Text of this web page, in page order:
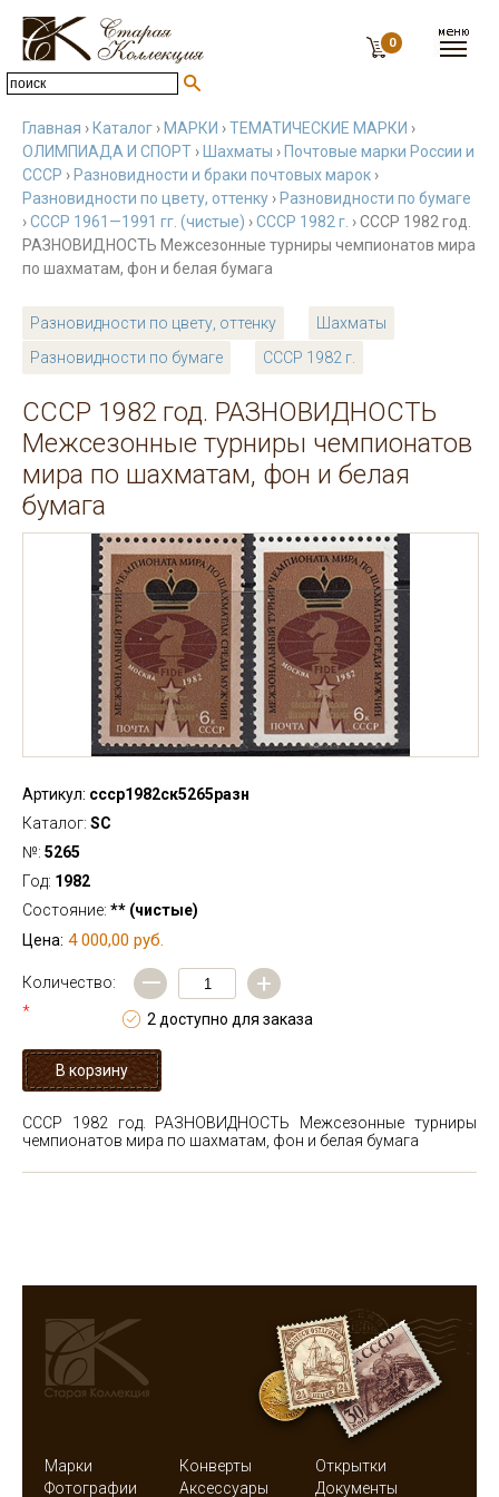
0
Главная › Каталог › МАРКИ ›ТЕМАТИЧЕСКИЕ МАРКИ ›
ОЛИМПИАДА И СПОРТ › Шахматы › Почтовые марки России и
СССР › Разновидности и браки почтовых марок ›
Разновидности по цвету, оттенку › Разновидности по бумаге
›СССР 1961—1991 гг. (чистые) ›СССР 1982 г. › СССР 1982 год.
РАЗНОВИДНОСТЬ Межсезонные турниры чемпионатов мира
по шахматам, фон и белая бумага
Разновидности по цвету, оттенку
Шахматы
Разновидности по бумаге
СССР 1982 г.
СССР 1982 год. РАЗНОВИДНОСТЬ
Межсезонные турниры чемпионатов
мира по шахматам, фон и белая
бумага
Артикул: ссср1982ск5265разн
Каталог: SC
№: 5265
Год: 1982
Состояние: ** (чистые)
Цена: 4 000,00 руб.
Количество:
*
— +
2 доступно для заказа
СССР 1982 год. РАЗНОВИДНОСТЬ Межсезонные турниры
чемпионатов мира по шахматам, фон и белая бумага
Марки Конверты
Открытки
Фотографии
Аксессуары Документы